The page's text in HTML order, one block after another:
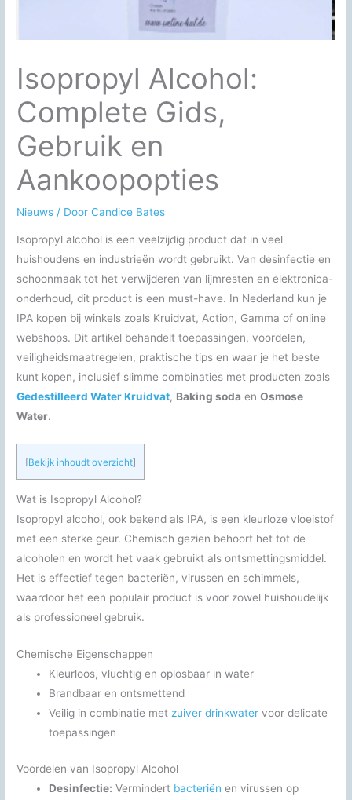
Isopropyl Alcohol:
Complete Gids,
Gebruik en
Aankoopopties
Nieuws / DoorCandice Bates
Isopropyl alcohol is een veelzijdig product dat in veel
huishoudens en industrieën wordt gebruikt. Van desinfectie en
schoonmaak tot het verwijderen van lijmresten en elektronica-
onderhoud, dit product is een must-have. In Nederland kun je
IPA kopen bij winkels zoals Kruidvat, Action, Gamma of online
webshops. Dit artikel behandelt toepassingen, voordelen,
veiligheidsmaatregelen, praktische tips en waar je het beste
kunt kopen, inclusief slimme combinaties met producten zoals
Gedestilleerd Water Kruidvat, Baking soda enOsmose
Water.
[Bekijk inhoudt overzicht]
Wat is Isopropyl Alcohol?
Isopropyl alcohol, ook bekend als IPA, is een kleurloze vloeistof
met een sterke geur. Chemisch gezien behoort het tot de
alcoholen en wordt het vaak gebruikt als ontsmettingsmiddel.
Het is effectief tegen bacteriën, virussen en schimmels,
waardoor het een populair product is voor zowel huishoudelijk
als professioneel gebruik.
Chemische Eigenschappen
Kleurloos, vluchtig en oplosbaar in water
Brandbaar en ontsmettend
Veilig in combinatie met zuiver drinkwater voor delicate
toepassingen
Voordelen van Isopropyl Alcohol
Desinfectie: Vermindert bacteriën en virussen op